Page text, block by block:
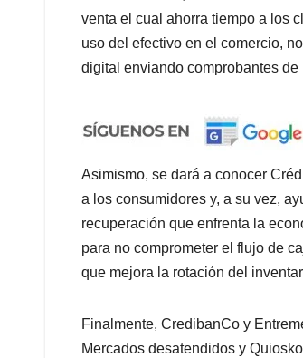
venta el cual ahorra tiempo a los
uso del efectivo en el comercio,
digital enviando comprobantes
Asimismo, se dará a conocer
a los consumidores y, a su vez,
recuperación que enfrenta la
para no comprometer el flujo de
que mejora la rotación del
Finalmente, CredibanCo y
Mercados desatendidos y